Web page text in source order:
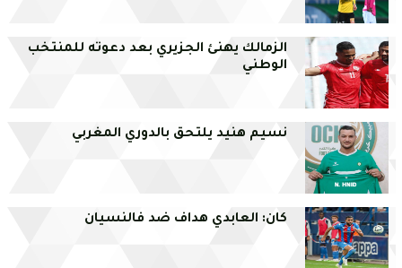
الزمالك يهنئ الجزيري بعد دعوته للمنتخب
الوطني
نسيم هنيد يلتحق بالدوري المغربي
كان: العابدي هداف ضد فالنسيان